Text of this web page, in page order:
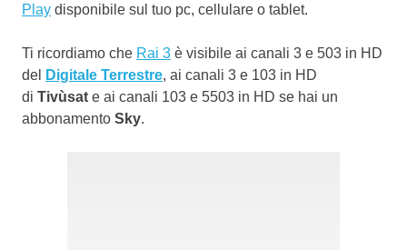
Play disponibile sul tuo pc, cellulare o tablet.
Ti ricordiamo che Rai 3 è visibile ai canali 3 e 503 in HD
del
Digitale Terrestre, ai canali 3 e 103 in HD
di Tivùsat e ai canali 103 e 5503 in HD se hai un
abbonamento Sky.